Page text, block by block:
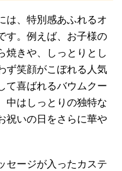
は、特別感あふれるオ
す。例えば、お子様の
焼きや、しっとりとし
ず笑顔がこぼれる人気
て喜ばれるバウムクー
中はしっとりの独特な
祝いの日をさらに華や
セージが入ったカステ